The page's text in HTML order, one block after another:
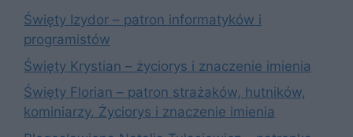
Święty Izydor – patron informatyków i
programistów
Święty Krystian – życiorys i znaczenie imienia
Święty Florian – patron strażaków, hutników,
kominiarzy. Życiorys i znaczenie imienia